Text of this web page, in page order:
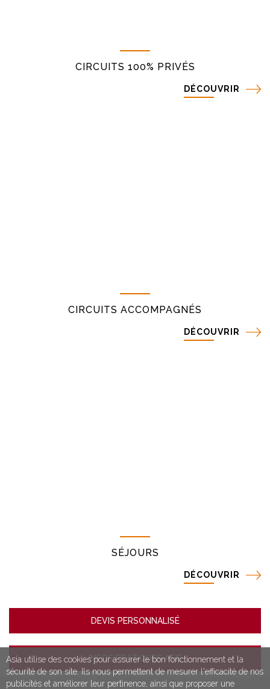
CIRCUITS 100% PRIVÉS
DÉCOUVRIR
CIRCUITS ACCOMPAGNÉS
DÉCOUVRIR
SÉJOURS
DÉCOUVRIR
DEVIS PERSONNALISÉ
INFOS PRATIQUES ASIE
Asia utilise des cookies pour assurer le bon fonctionnement et la
sécurité de son site. Ils nous permettent de mesurer l'efficacité de nos
publicités et améliorer leur pertinence, ainsi que proposer une